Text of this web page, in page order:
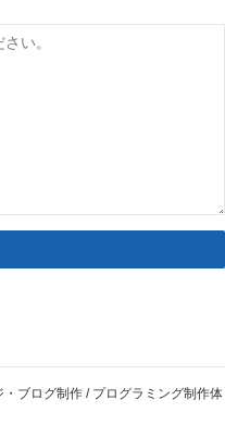
ブログ制作 / プログラミング制作体